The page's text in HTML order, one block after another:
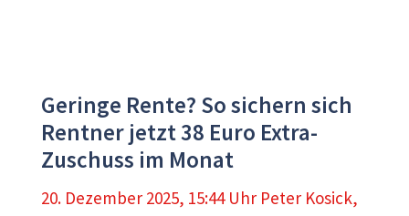
Geringe Rente? So sichern sich
Rentner jetzt 38 Euro Extra-
Zuschuss im Monat
20. Dezember 2025, 15:44 Uhr Peter Kosick,